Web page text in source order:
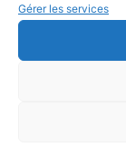
Gérer les services